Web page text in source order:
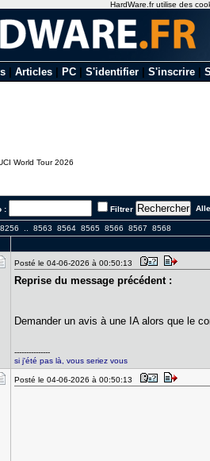
| Articles| PC| S'identifier| S'inscrire|
World Tour 2026
: Filtrer
8256 ..8563 8564 8565 8566 8567 8568
Posté le 04-06-2026 à 00:50:13
Reprise du message précédent :
Demander un avis à une IA alors que le
---------------
si j'été pas là, vous seriez vous
Posté le 04-06-2026 à 00:50:13
HardWare.fr utilise des